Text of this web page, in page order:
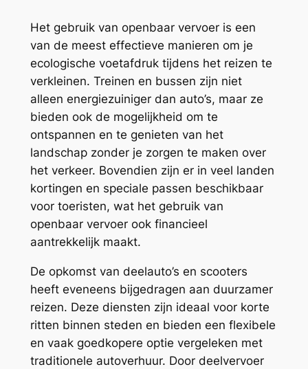
Het gebruik van openbaar vervoer is een
van de meest effectieve manieren om je
ecologische voetafdruk tijdens het reizen te
verkleinen. Treinen en bussen zijn niet
alleen energiezuiniger dan auto’s, maar ze
bieden ook de mogelijkheid om te
ontspannen en te genieten van het
landschap zonder je zorgen te maken over
het verkeer. Bovendien zijn er in veel landen
kortingen en speciale passen beschikbaar
voor toeristen, wat het gebruik van
openbaar vervoer ook financieel
aantrekkelijk maakt.
De opkomst van deelauto’s en scooters
heeft eveneens bijgedragen aan duurzamer
reizen. Deze diensten zijn ideaal voor korte
ritten binnen steden en bieden een flexibele
en vaak goedkopere optie vergeleken met
traditionele autoverhuur. Door deelvervoer